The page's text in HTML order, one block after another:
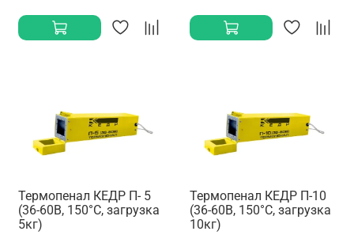
Термопенал КЕДР П- 5
(36-60В, 150°C, загрузка
5кг)
Термопенал КЕДР П-10
(36-60В, 150°C, загрузка
10кг)